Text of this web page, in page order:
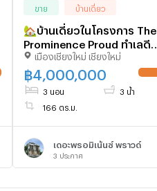
ขาย บ้านเดี่ยว
🏡บ้านเดี่ยวในโครงการ The
Prominence Proud ทำเลดี
ใกล้สี่แยกรวมโชค เดินทาง
สะดวก
เมืองเชียงใหม่ เชียงใหม่
฿ 4,000,000
3 นอน 3 น้ำ
166 ตร.ม.
เดอะพรอมิเน้นซ์ พราวด์
3 ประกาศ